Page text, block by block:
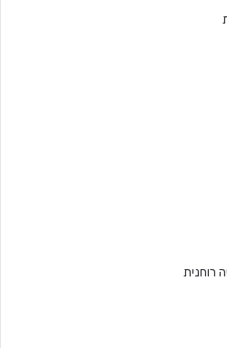
רוחנית